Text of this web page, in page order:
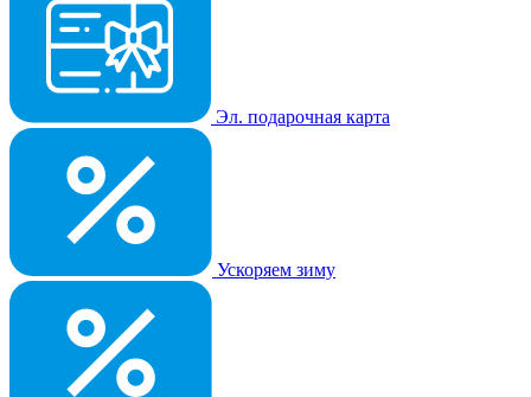
Эл. подарочная карта
Ускоряем зиму